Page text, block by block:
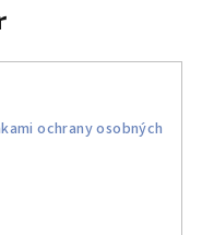
ochrany osobných